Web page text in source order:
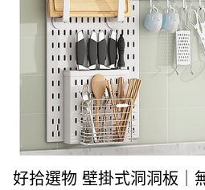
好拾選物 壁掛式洞洞板｜